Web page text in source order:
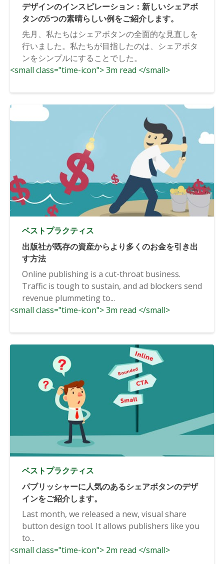
デザインのインスピレーション：新しいシェアボ
タンの5つの素晴らしい例をご紹介します。
先月、私たちはシェアボタンの全面的な見直しを
行いました。私たちが目指したのは、シェアボタ
ンをシンプルにすることでした。
<small class="time-icon"> 3m read </small>
ベストプラクティス
出版社が既存の資産からより多くのお金を引き出
す方法
Online publishing is a cut-throat business.
Traffic is tough to sustain, and ad blockers send
revenue plummeting to...
<small class="time-icon"> 3m read </small>
ベストプラクティス
パブリッシャーに人気のあるシェアボタンのデザ
インをご紹介します。
Last month, we released a new, visual share
button design tool. It allows publishers like you
to...
<small class="time-icon"> 2m read </small>